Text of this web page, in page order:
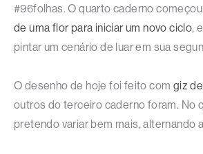
#96folhas. O quarto caderno
de uma flor para iniciar um novo ciclo,
pintar um cenário de luar em sua
O desenho de hoje foi feito com giz
outros do terceiro caderno foram. No
pretendo variar bem mais, alternando